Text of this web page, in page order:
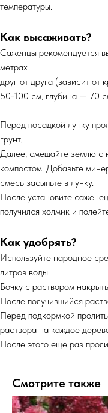
температуры.
Как высаживать?
Саженцы рекомендуется
метрах
друг от друга (зависит
50-100 см, глубина — 70
Перед посадкой лунку
грунт.
Далее, смешайте землю с
компостом. Добавьте
смесь засыпьте в лунку.
После установите
получился холмик и
Как удобрять?
Используйте народное
литров воды.
Бочку с раствором
После получившийся
Перед подкормкой
раствора на каждое
После этого еще раз
Смотрите также